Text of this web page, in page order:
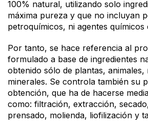
100% natural, utilizando solo
máxima pureza y que no incluyan
petroquímicos, ni agentes químicos
Por tanto, se hace referencia al
formulado a base de ingredientes
obtenido sólo de plantas,
minerales. Se controla también su
obtención, que ha de hacerse
como: filtración, extracción,
prensado, molienda, liofilización y